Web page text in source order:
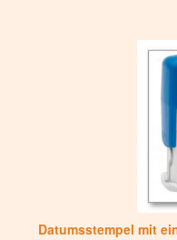
Datumsstempel mit